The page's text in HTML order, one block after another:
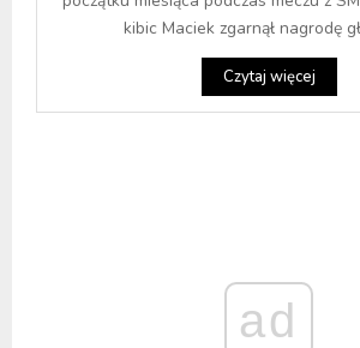
kibic Maciek zgarnął nagrodę
Czytaj więcej
ad